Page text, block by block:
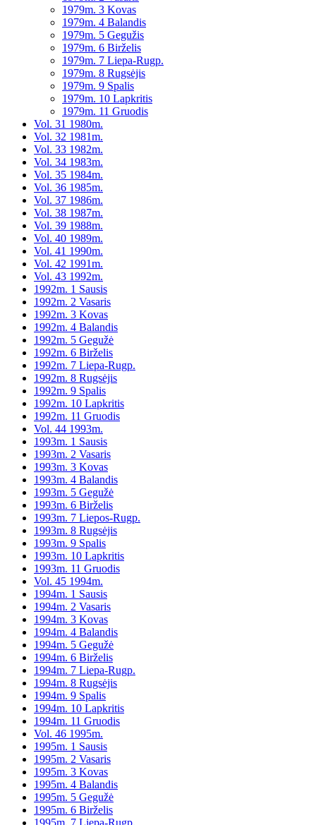
1979m. 3 Kovas
1979m. 4 Balandis
1979m. 5 Gegužis
1979m. 6 Birželis
1979m. 7 Liepa-Rugp.
1979m. 8 Rugsėjis
1979m. 9 Spalis
1979m. 10 Lapkritis
1979m. 11 Gruodis
Vol. 31 1980m.
Vol. 32 1981m.
Vol. 33 1982m.
Vol. 34 1983m.
Vol. 35 1984m.
Vol. 36 1985m.
Vol. 37 1986m.
Vol. 38 1987m.
Vol. 39 1988m.
Vol. 40 1989m.
Vol. 41 1990m.
Vol. 42 1991m.
Vol. 43 1992m.
1992m. 1 Sausis
1992m. 2 Vasaris
1992m. 3 Kovas
1992m. 4 Balandis
1992m. 5 Gegužė
1992m. 6 Birželis
1992m. 7 Liepa-Rugp.
1992m. 8 Rugsėjis
1992m. 9 Spalis
1992m. 10 Lapkritis
1992m. 11 Gruodis
Vol. 44 1993m.
1993m. 1 Sausis
1993m. 2 Vasaris
1993m. 3 Kovas
1993m. 4 Balandis
1993m. 5 Gegužė
1993m. 6 Birželis
1993m. 7 Liepos-Rugp.
1993m. 8 Rugsėjis
1993m. 9 Spalis
1993m. 10 Lapkritis
1993m. 11 Gruodis
Vol. 45 1994m.
1994m. 1 Sausis
1994m. 2 Vasaris
1994m. 3 Kovas
1994m. 4 Balandis
1994m. 5 Gegužė
1994m. 6 Birželis
1994m. 7 Liepa-Rugp.
1994m. 8 Rugsėjis
1994m. 9 Spalis
1994m. 10 Lapkritis
1994m. 11 Gruodis
Vol. 46 1995m.
1995m. 1 Sausis
1995m. 2 Vasaris
1995m. 3 Kovas
1995m. 4 Balandis
1995m. 5 Gegužė
1995m. 6 Birželis